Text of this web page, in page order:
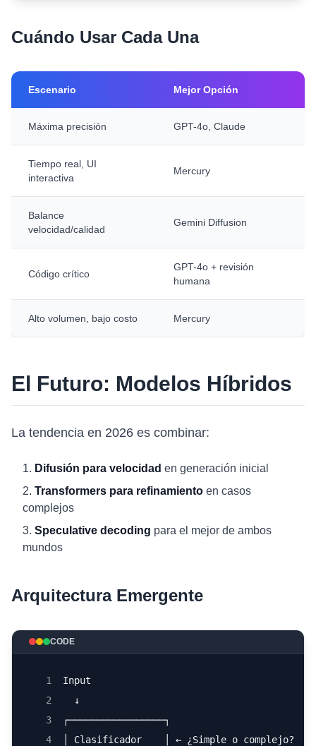
Cuándo Usar Cada Una
Escenario Mejor Opción
Máxima precisión GPT-4o, Claude
Tiempo real, UI
interactiva
Mercury
Balance
velocidad/calidad
Gemini Diffusion
Código crítico
GPT-4o + revisión
humana
Alto volumen, bajo costo Mercury
El Futuro: Modelos Híbridos
La tendencia en 2026 es combinar:
Difusión para velocidad en generación inicial
Transformers para refinamiento en casos
complejos
Speculative decoding para el mejor de ambos
mundos
Arquitectura Emergente
CODE
1
Input
2
  ↓
3
┌─────────────────┐
4
│ Clasificador    │ ← ¿Simple o complejo?